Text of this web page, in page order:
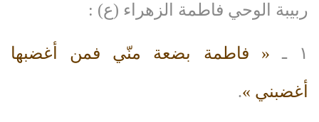
ربيبة الوحي فاطمة الزهراء (ع) :
١ ـ « فاطمة بضعة منّي فمن أغضبها
أغضبني ».